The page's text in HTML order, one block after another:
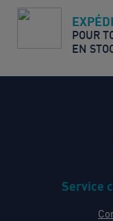
POUR
EN
Service